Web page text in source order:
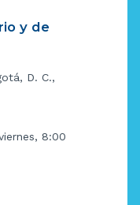
y de
D. C.,
8:00